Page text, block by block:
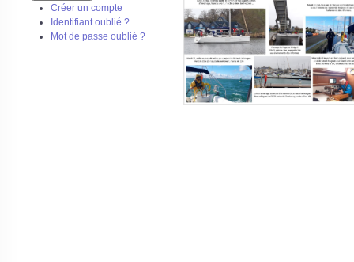
Créer un compte
Identifiant oublié ?
Mot de passe oublié ?